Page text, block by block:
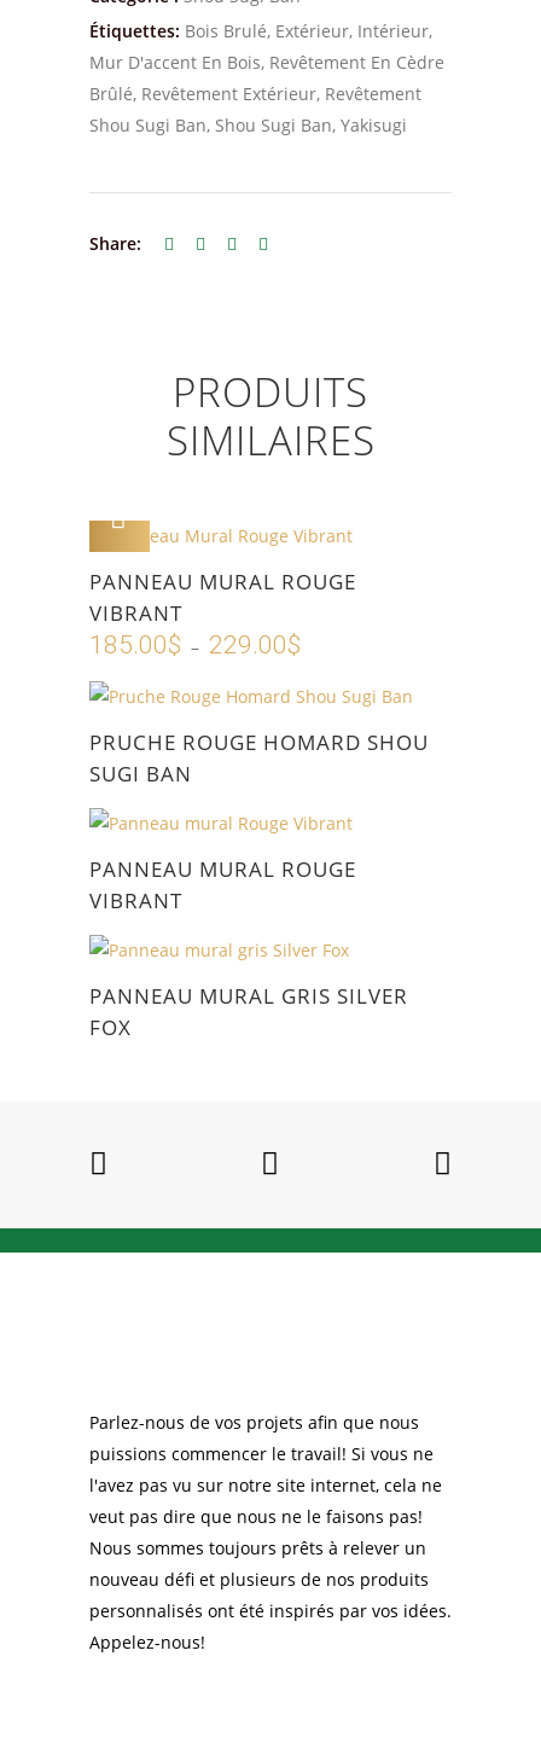
Étiquettes: Bois Brulé, Extérieur, Intérieur,
Mur D'accent En Bois, Revêtement En Cèdre
Brûlé, Revêtement Extérieur, Revêtement
Shou Sugi Ban, Shou Sugi Ban, Yakisugi
Share:
PRODUITS
SIMILAIRES
produit
a
plusieurs
variations.
options
peuvent
être
sur
la
page
produit
PANNEAU MURAL ROUGE
VIBRANT
185.00$ – 229.00$
prix :
185.00$
PRUCHE ROUGE HOMARD SHOU
SUGI BAN
PANNEAU MURAL ROUGE
VIBRANT
PANNEAU MURAL GRIS SILVER
FOX
Parlez-nous de vos projets afin que nous
puissions commencer le travail! Si vous ne
l'avez pas vu sur notre site internet, cela ne
veut pas dire que nous ne le faisons pas!
Nous sommes toujours prêts à relever un
nouveau défi et plusieurs de nos produits
personnalisés ont été inspirés par vos idées.
Appelez-nous!